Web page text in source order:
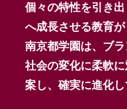
個々の特性を引き
へ成長させる教育が
南京都学園は、ブ
社会の変化に柔軟
案し、確実に進化し